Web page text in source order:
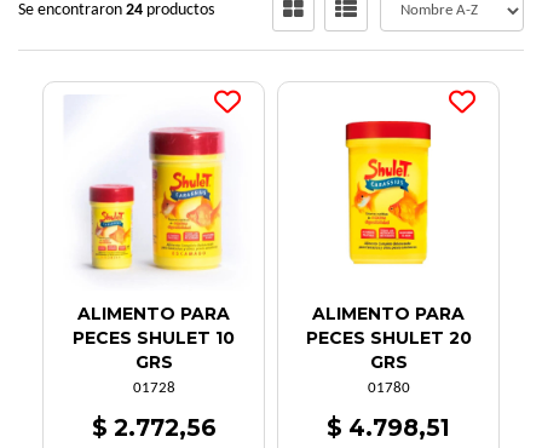
Se encontraron 24 productos
ALIMENTO PARA
PECES SHULET 10
GRS
01728
$ 2.772,56
ALIMENTO PARA
PECES SHULET 20
GRS
01780
$ 4.798,51